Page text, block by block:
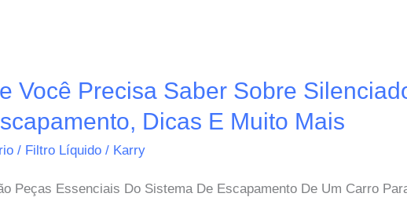
Você Precisa Saber Sobre
Dicas E Muito Mais
/ Filtro Líquido / Karry
Peças Essenciais Do Sistema De Escapamento De Um Carro